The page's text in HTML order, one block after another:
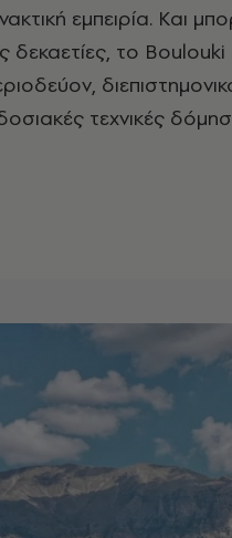
εμπειρία. Και
δεκαετίες, το
τεχνικές